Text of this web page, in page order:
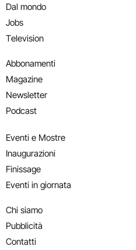
Dal mondo
Jobs
Television
Abbonamenti
Magazine
Newsletter
Podcast
Eventi e Mostre
Inaugurazioni
Finissage
Eventi in giornata
Chi siamo
Pubblicità
Contatti